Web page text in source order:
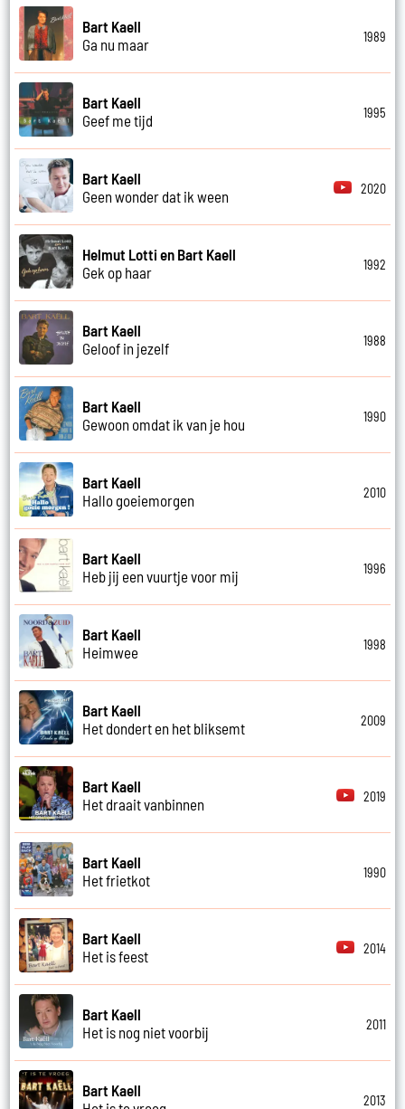
Bart Kaell
Ga nu maar
1989
Bart Kaell
Geef me tijd
1995
Bart Kaell
Geen wonder dat ik ween
2020
Helmut Lotti en Bart Kaell
Gek op haar
1992
Bart Kaell
Geloof in jezelf
1988
Bart Kaell
Gewoon omdat ik van je hou
1990
Bart Kaell
Hallo goeiemorgen
2010
Bart Kaell
Heb jij een vuurtje voor mij
1996
Bart Kaell
Heimwee
1998
Bart Kaell
Het dondert en het bliksemt
2009
Bart Kaell
Het draait vanbinnen
2019
Bart Kaell
Het frietkot
1990
Bart Kaell
Het is feest
2014
Bart Kaell
Het is nog niet voorbij
2011
Bart Kaell
2013